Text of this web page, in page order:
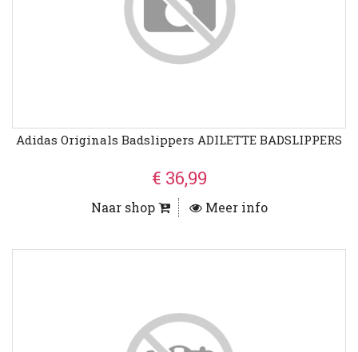
Adidas Originals Badslippers ADILETTE BADSLIPPERS
€ 36,99
Naar shop Meer info